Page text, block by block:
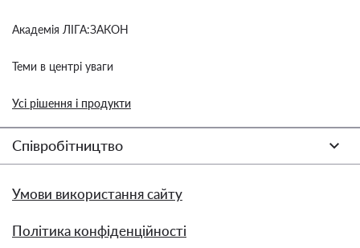
Академія ЛІГА:ЗАКОН
Теми в центрі уваги
Усі рішення і продукти
Співробітництво
Умови використання сайту
Політика конфіденційності